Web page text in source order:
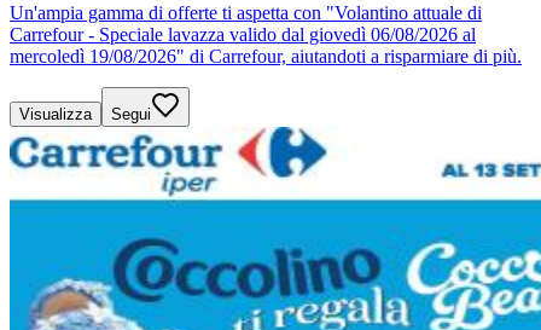
Un'ampia gamma di offerte ti aspetta con "Volantino attuale di
Carrefour - Speciale lavazza valido dal giovedì 06/08/2026 al
mercoledì 19/08/2026" di Carrefour, aiutandoti a risparmiare di più.
Visualizza Segui